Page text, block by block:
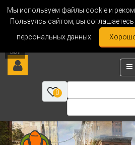
Мы используем файлы cookie и
Пользуясь сайтом, вы
персональных данных.
0